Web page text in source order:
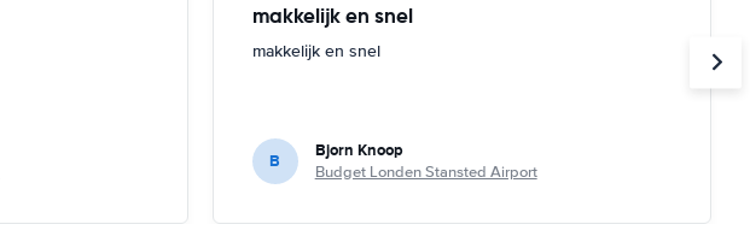
makkelijk en snel
makkelijk en snel
B Bjorn Knoop
Budget Londen Stansted Airport